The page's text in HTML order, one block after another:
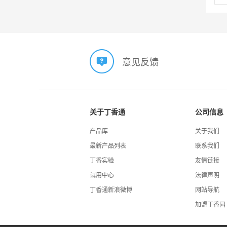
意见反馈
关于丁香通
产品库
最新产品列表
丁香实验
试用中心
丁香通新浪微博
公司信息
关于我们
联系我们
友情链接
法律声明
网站导航
加盟丁香园